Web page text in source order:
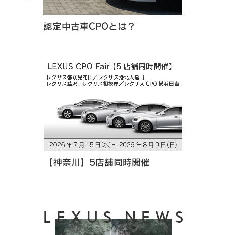
認定中古車CPOとは？
【神奈川】5店舗同時開催
LEXUS NEWS